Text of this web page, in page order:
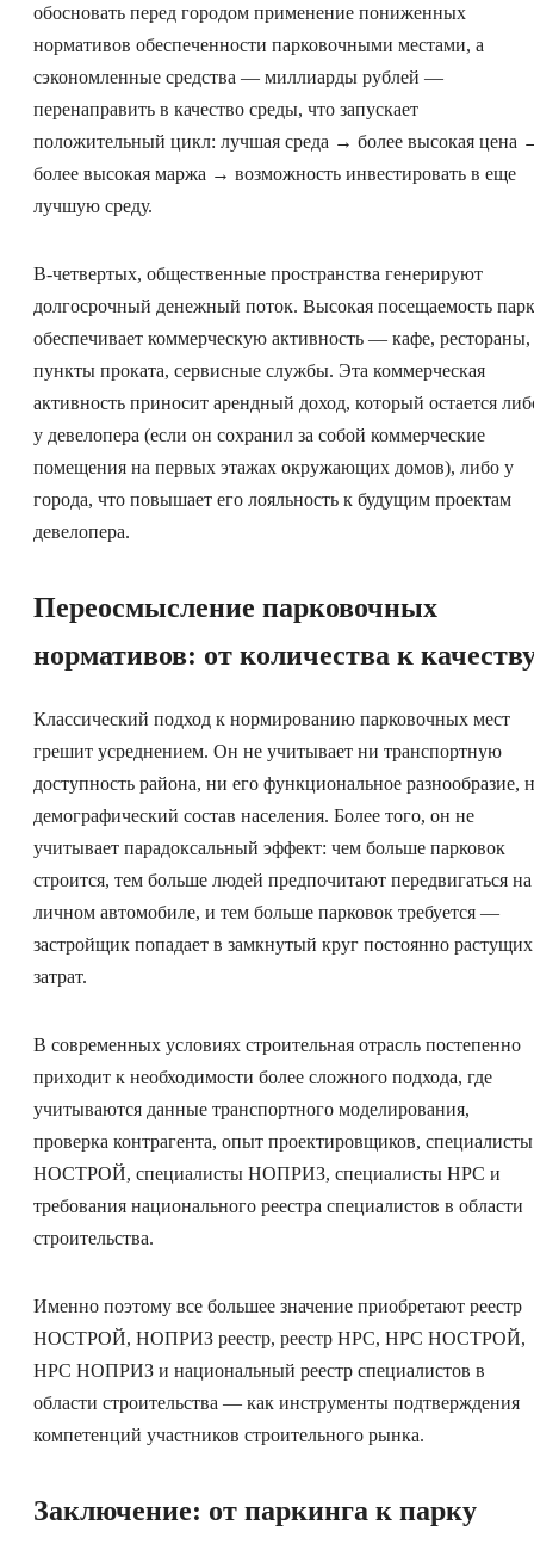
обосновать перед городом применение пониженных
нормативов обеспеченности парковочными местами, а
сэкономленные средства — миллиарды рублей —
перенаправить в качество среды, что запускает
положительный цикл: лучшая среда → более высокая цена
более высокая маржа → возможность инвестировать в еще
лучшую среду.
В-четвертых, общественные пространства генерируют
долгосрочный денежный поток. Высокая посещаемость
обеспечивает коммерческую активность — кафе, рестораны,
пункты проката, сервисные службы. Эта коммерческая
активность приносит арендный доход, который остается
у девелопера (если он сохранил за собой коммерческие
помещения на первых этажах окружающих домов), либо у
города, что повышает его лояльность к будущим проектам
девелопера.
Переосмысление парковочных
нормативов: от количества к
Классический подход к нормированию парковочных мест
грешит усреднением. Он не учитывает ни транспортную
доступность района, ни его функциональное разнообразие,
демографический состав населения. Более того, он не
учитывает парадоксальный эффект: чем больше парковок
строится, тем больше людей предпочитают передвигаться на
личном автомобиле, и тем больше парковок требуется —
застройщик попадает в замкнутый круг постоянно растущих
затрат.
В современных условиях строительная отрасль постепенно
приходит к необходимости более сложного подхода, где
учитываются данные транспортного моделирования,
проверка контрагента, опыт проектировщиков, специалисты
НОСТРОЙ, специалисты НОПРИЗ, специалисты НРС и
требования национального реестра специалистов в области
строительства.
Именно поэтому все большее значение приобретают реестр
НОСТРОЙ, НОПРИЗ реестр, реестр НРС, НРС НОСТРОЙ,
НРС НОПРИЗ и национальный реестр специалистов в
области строительства — как инструменты подтверждения
компетенций участников строительного рынка.
Заключение: от паркинга к парку